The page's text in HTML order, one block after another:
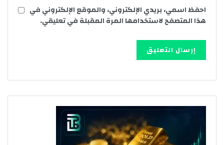
احفظ اسمي، بريدي الإلكتروني، والموقع الإلكتروني في
هذا المتصفح لاستخدامها المرة المقبلة في تعليقي.